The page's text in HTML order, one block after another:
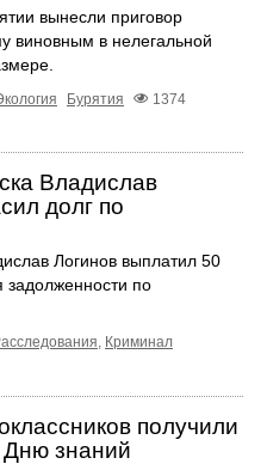
вынесли приговор
виновным в нелегальной
Бурятия
1374
Владислав
долг по
Логинов выплатил 50
задолженности по
Криминал
получили
знаний